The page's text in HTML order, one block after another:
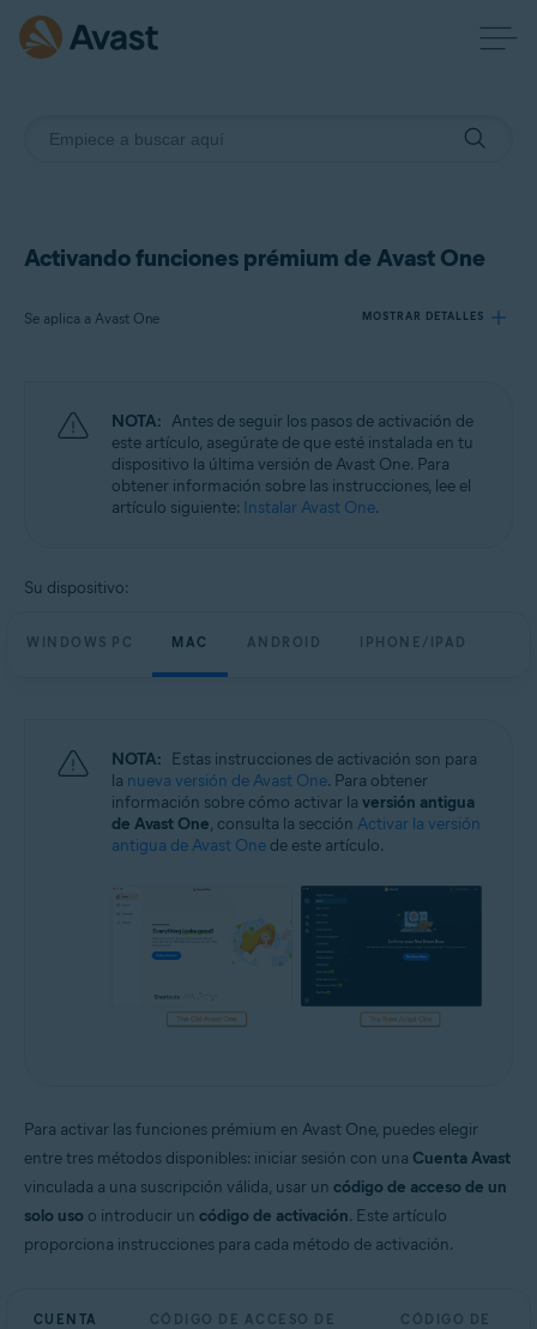
Activando funciones prémium de Avast One
Se aplica a Avast One MOSTRAR DETALLES
Avast One
Sistemas operativos:
NOTA: Antes de seguir los pasos de activación de
este artículo, asegúrate de que esté instalada en tu
dispositivo la última versión de Avast One. Para
obtener información sobre las instrucciones, lee el
artículo siguiente: Instalar Avast One.
Su dispositivo:
WINDOWS PC MAC ANDROID IPHONE/IPAD
NOTA: Estas instrucciones de activación son para
la nueva versión de Avast One. Para obtener
información sobre cómo activar la versión antigua
de Avast One, consulta la sección Activar la versión
antigua de Avast One de este artículo.
Para activar las funciones prémium en Avast One, puedes elegir
entre tres métodos disponibles: iniciar sesión con una Cuenta Avast
vinculada a una suscripción válida, usar un código de acceso de un
solo uso o introducir un código de activación. Este artículo
proporciona instrucciones para cada método de activación.
CUENTA
CÓDIGO DE ACCESO DE
CÓDIGO DE